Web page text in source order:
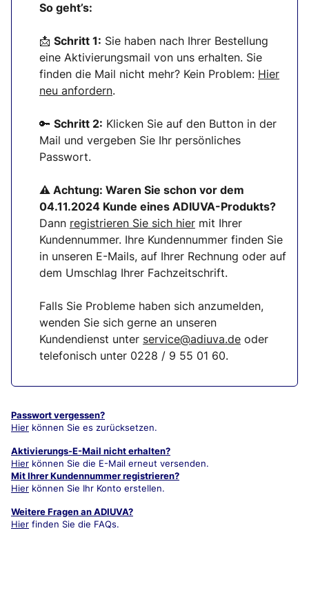
So geht’s:
📩 Schritt 1: Sie haben nach Ihrer Bestellung
eine Aktivierungsmail von uns erhalten. Sie
finden die Mail nicht mehr? Kein Problem: Hier
neu anfordern.
🔑 Schritt 2: Klicken Sie auf den Button in der
Mail und vergeben Sie Ihr persönliches
Passwort.
⚠ Achtung: Waren Sie schon vor dem
04.11.2024 Kunde eines ADIUVA-Produkts?
Dann registrieren Sie sich hier mit Ihrer
Kundennummer. Ihre Kundennummer finden Sie
in unseren E-Mails, auf Ihrer Rechnung oder auf
dem Umschlag Ihrer Fachzeitschrift.
Falls Sie Probleme haben sich anzumelden,
wenden Sie sich gerne an unseren
Kundendienst unter service@adiuva.de oder
telefonisch unter 0228 / 9 55 01 60.
Passwort vergessen?
Hier können Sie es zurücksetzen.
Aktivierungs-E-Mail nicht erhalten?
Hier können Sie die E-Mail erneut versenden.
Mit Ihrer Kundennummer registrieren?
Hier können Sie Ihr Konto erstellen.
Weitere Fragen an ADIUVA?
Hier finden Sie die FAQs.